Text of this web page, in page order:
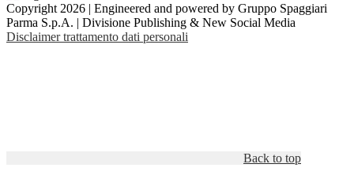
Copyright 2026 | Engineered and powered by Gruppo Spaggiari
Parma S.p.A. | Divisione Publishing & New Social Media
Disclaimer trattamento dati personali
Back to top